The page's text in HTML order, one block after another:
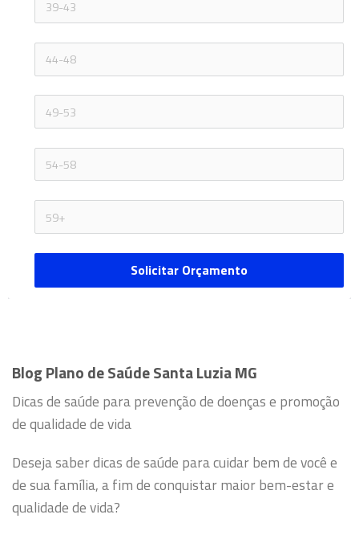
Solicitar Orçamento
Blog Plano de Saúde Santa Luzia MG
Dicas de saúde para prevenção de doenças e promoção
de qualidade de vida
Deseja saber dicas de saúde para cuidar bem de você e
de sua família, a fim de conquistar maior bem-estar e
qualidade de vida?